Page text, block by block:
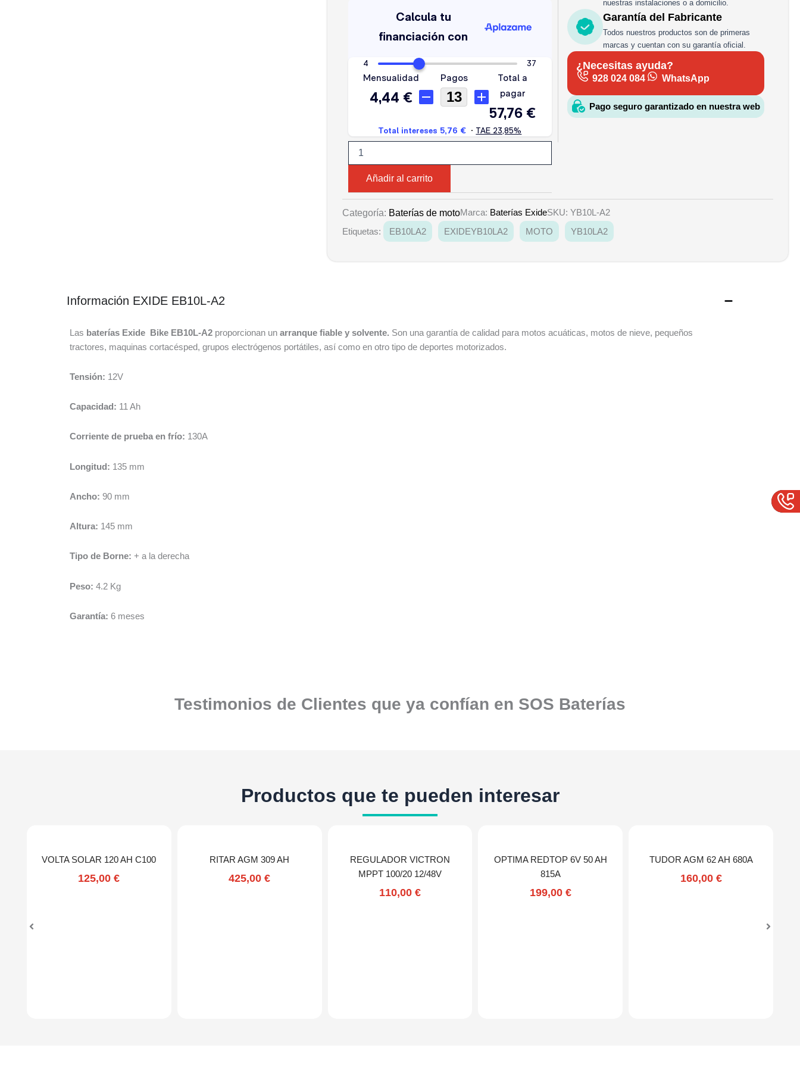
cantidad
Añadir al carrito
nuestras instalaciones o a domicilio.
Garantía del Fabricante
Todos nuestros productos son de primeras
marcas y cuentan con su garantía oficial.
¿Necesitas ayuda?
928 024 084 WhatsApp
Pago seguro garantizado en nuestra web
Categoría: Baterías de motoMarca: Baterías ExideSKU: YB10L-A2
Etiquetas:
EB10LA2 EXIDEYB10LA2 MOTO YB10LA2
Información EXIDE EB10L-A2
Las baterías Exide Bike EB10L-A2 proporcionan un arranque fiable y solvente. Son una garantía de calidad para motos acuáticas, motos de nieve, pequeños
tractores, maquinas cortacésped, grupos electrógenos portátiles, así como en otro tipo de deportes motorizados.
Tensión: 12V
Capacidad: 11 Ah
Corriente de prueba en frío: 130A
Longitud: 135 mm
Ancho: 90 mm
Altura: 145 mm
Tipo de Borne: + a la derecha
Peso: 4.2 Kg
Garantía: 6 meses
Testimonios de Clientes que ya confían en SOS Baterías
Productos que te pueden interesar
VOLTA SOLAR 120 AH C100
125,00€
RITAR AGM 309 AH
425,00€
REGULADOR VICTRON
MPPT 100/20 12/48V
110,00 €
OPTIMA REDTOP 6V 50 AH
815A
199,00 €
TUDOR AGM 62 AH 680A
160,00 €